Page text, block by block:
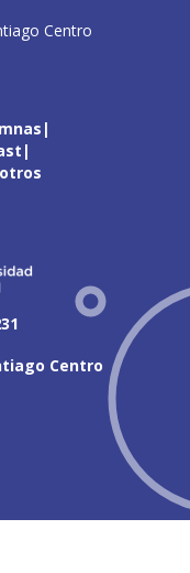
Centro
Centro